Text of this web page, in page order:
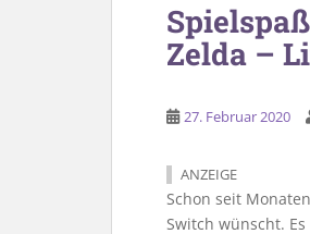
Zelda –
27. Februar 2020
ANZEIGE
Schon seit
Switch wünscht.